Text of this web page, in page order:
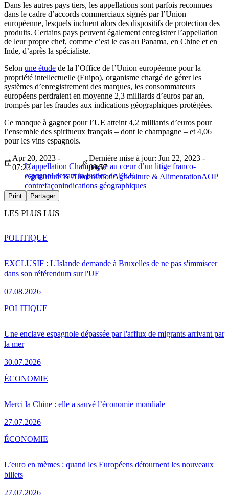
Dans les autres pays tiers, les appellations sont parfois reconnues
dans le cadre d’accords commerciaux signés par l’Union
européenne, lesquels incluent alors des dispositifs de protection des
produits. Certains pays peuvent également enregistrer l’appellation
de leur propre chef, comme c’est le cas au Panama, en Chine et en
Inde, d’après la spécialiste.
Selon une étude de la l’Office de l’Union européenne pour la
propriété intellectuelle (Euipo), organisme chargé de gérer les
systèmes d’enregistrement des marques, les consommateurs
européens perdraient en moyenne 2,3 milliards d’euros par an,
trompés par les fraudes aux indications géographiques protégées.
Ce manque à gagner pour l’UE atteint 4,2 milliards d’euros pour
l’ensemble des spiritueux français – dont le champagne – et 4,06
pour les vins espagnols.
L’appellation Champagne au cœur d’un litige franco-
espagnol devant la justice de l’UE
Apr 20, 2023 -
07:23
Dernière mise à jour: Jun 22, 2023 -
09:57
Agriculture & AlimentationAgriculture & AlimentationAOP
contrefaçonindications géographiques
Print Partager
LES PLUS LUS
EXCLUSIF : L'Islande demande à Bruxelles de ne pas s'immiscer
dans son référendum sur l'UE
07.08.2026
POLITIQUE
Une enclave espagnole dépassée par l'afflux de migrants arrivant par
la mer
30.07.2026
POLITIQUE
Merci la Chine : elle a sauvé l’économie mondiale
27.07.2026
ÉCONOMIE
L’euro en mèmes : quand les Européens détournent les nouveaux
billets
27.07.2026
ÉCONOMIE